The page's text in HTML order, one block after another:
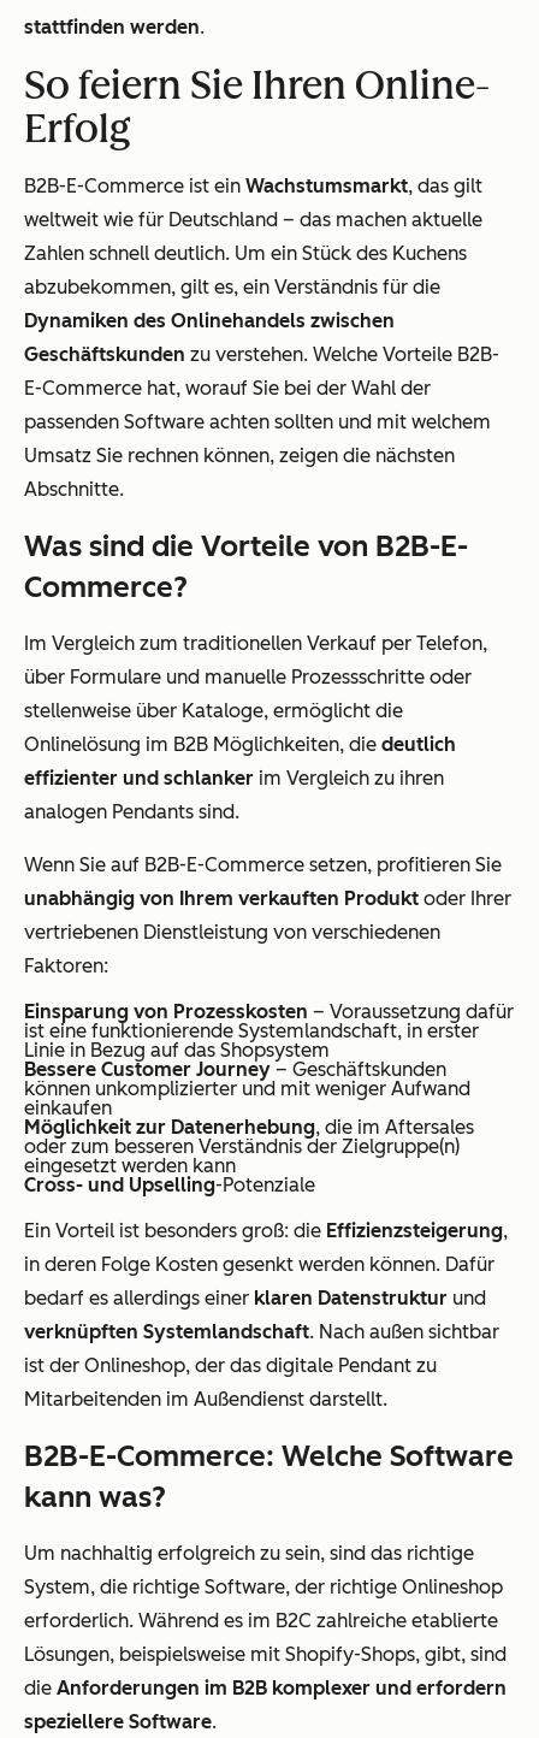
stattfinden werden.
So feiern Sie Ihren Online-
Erfolg
B2B-E-Commerce ist ein Wachstumsmarkt, das gilt
weltweit wie für Deutschland – das machen aktuelle
Zahlen schnell deutlich. Um ein Stück des Kuchens
abzubekommen, gilt es, ein Verständnis für die
Dynamiken des Onlinehandels zwischen
Geschäftskunden zu verstehen. Welche Vorteile B2B-
E-Commerce hat, worauf Sie bei der Wahl der
passenden Software achten sollten und mit welchem
Umsatz Sie rechnen können, zeigen die nächsten
Abschnitte.
Was sind die Vorteile von B2B-E-
Commerce?
Im Vergleich zum traditionellen Verkauf per Telefon,
über Formulare und manuelle Prozessschritte oder
stellenweise über Kataloge, ermöglicht die
Onlinelösung im B2B Möglichkeiten, die deutlich
effizienter und schlanker im Vergleich zu ihren
analogen Pendants sind.
Wenn Sie auf B2B-E-Commerce setzen, profitieren Sie
unabhängig von Ihrem verkauften Produkt oder Ihrer
vertriebenen Dienstleistung von verschiedenen
Faktoren:
Einsparung von Prozesskosten – Voraussetzung dafür
ist eine funktionierende Systemlandschaft, in erster
Linie in Bezug auf das Shopsystem
Bessere Customer Journey – Geschäftskunden
können unkomplizierter und mit weniger Aufwand
einkaufen
Möglichkeit zur Datenerhebung, die im Aftersales
oder zum besseren Verständnis der Zielgruppe(n)
eingesetzt werden kann
Cross- und Upselling-Potenziale
Ein Vorteil ist besonders groß: die Effizienzsteigerung,
in deren Folge Kosten gesenkt werden können. Dafür
bedarf es allerdings einer klaren Datenstruktur und
verknüpften Systemlandschaft. Nach außen sichtbar
ist der Onlineshop, der das digitale Pendant zu
Mitarbeitenden im Außendienst darstellt.
B2B-E-Commerce: Welche Software
kann was?
Um nachhaltig erfolgreich zu sein, sind das richtige
System, die richtige Software, der richtige Onlineshop
erforderlich. Während es im B2C zahlreiche etablierte
Lösungen, beispielsweise mit Shopify-Shops, gibt, sind
die Anforderungen im B2B komplexer und erfordern
speziellere Software.